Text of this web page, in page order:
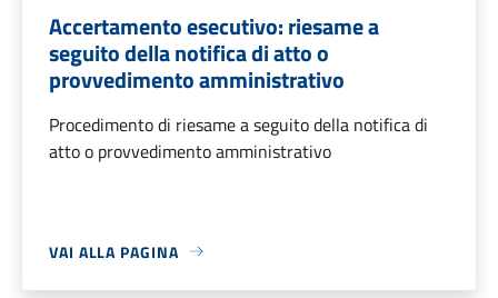
Accertamento esecutivo: riesame a
seguito della notifica di atto o
provvedimento amministrativo
Procedimento di riesame a seguito della notifica di
atto o provvedimento amministrativo
VAI ALLA PAGINA